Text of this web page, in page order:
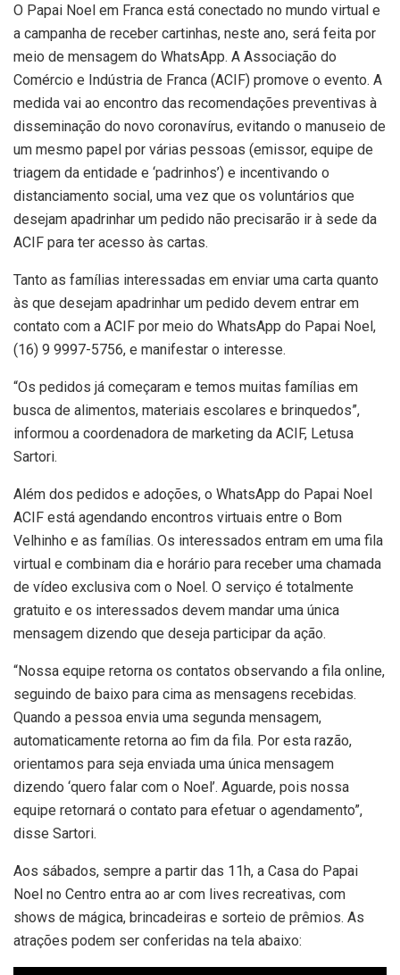
O Papai Noel em Franca está conectado no mundo virtual e
a campanha de receber cartinhas, neste ano, será feita por
meio de mensagem do WhatsApp. A Associação do
Comércio e Indústria de Franca (ACIF) promove o evento. A
medida vai ao encontro das recomendações preventivas à
disseminação do novo coronavírus, evitando o manuseio de
um mesmo papel por várias pessoas (emissor, equipe de
triagem da entidade e ‘padrinhos’) e incentivando o
distanciamento social, uma vez que os voluntários que
desejam apadrinhar um pedido não precisarão ir à sede da
ACIF para ter acesso às cartas.
Tanto as famílias interessadas em enviar uma carta quanto
às que desejam apadrinhar um pedido devem entrar em
contato com a ACIF por meio do WhatsApp do Papai Noel,
(16) 9 9997-5756, e manifestar o interesse.
“Os pedidos já começaram e temos muitas famílias em
busca de alimentos, materiais escolares e brinquedos”,
informou a coordenadora de marketing da ACIF, Letusa
Sartori.
Além dos pedidos e adoções, o WhatsApp do Papai Noel
ACIF está agendando encontros virtuais entre o Bom
Velhinho e as famílias. Os interessados entram em uma fila
virtual e combinam dia e horário para receber uma chamada
de vídeo exclusiva com o Noel. O serviço é totalmente
gratuito e os interessados devem mandar uma única
mensagem dizendo que deseja participar da ação.
“Nossa equipe retorna os contatos observando a fila online,
seguindo de baixo para cima as mensagens recebidas.
Quando a pessoa envia uma segunda mensagem,
automaticamente retorna ao fim da fila. Por esta razão,
orientamos para seja enviada uma única mensagem
dizendo ‘quero falar com o Noel’. Aguarde, pois nossa
equipe retornará o contato para efetuar o agendamento”,
disse Sartori.
Aos sábados, sempre a partir das 11h, a Casa do Papai
Noel no Centro entra ao ar com lives recreativas, com
shows de mágica, brincadeiras e sorteio de prêmios. As
atrações podem ser conferidas na tela abaixo: